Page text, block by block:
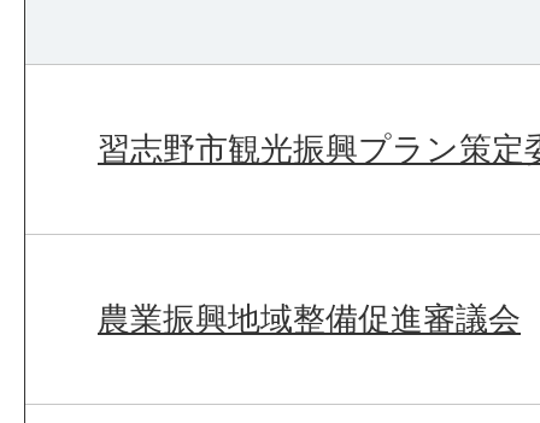
習志野市観光振興プラン策定
農業振興地域整備促進審議会